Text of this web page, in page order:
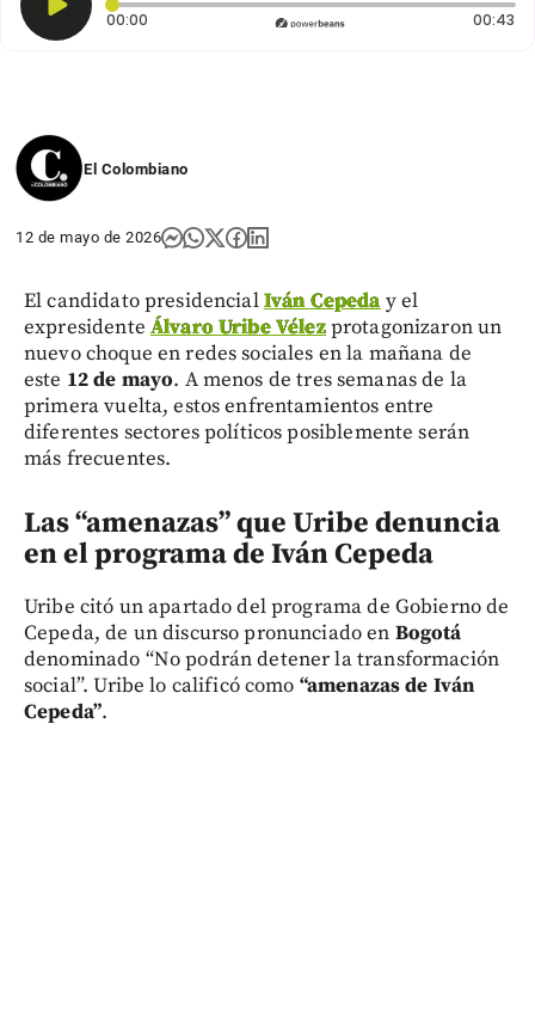
00:00 Tiempo transcurrido: 0 segundos 00:43
El Colombiano
12 de mayo de 2026
El candidato presidencialIván Cepeda y el
expresidente Álvaro Uribe Vélezprotagonizaron un
nuevo choque en redes sociales en la mañana de
este 12 de mayo. A menos de tres semanas de la
primera vuelta, estos enfrentamientos entre
diferentes sectores políticos posiblemente serán
más frecuentes.
Las “amenazas” que Uribe denuncia
en el programa de Iván Cepeda
Uribe citó un apartado del programa de Gobierno de
Cepeda, de un discurso pronunciado en Bogotá
denominado “No podrán detener la transformación
social”. Uribe lo calificó como “amenazas de Iván
Cepeda”.